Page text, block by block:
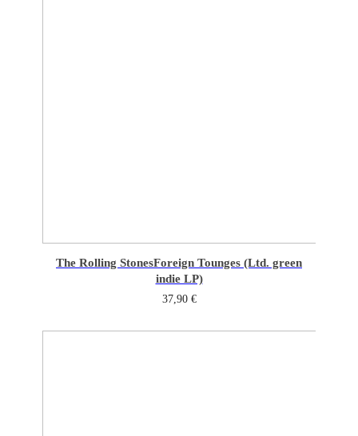
The Rolling StonesForeign Tounges (Ltd. green
indie LP)
37,90 €